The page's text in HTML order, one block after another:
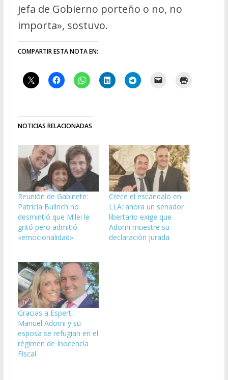
jefa de Gobierno porteño o no, no
importa», sostuvo.
COMPARTIR ESTA NOTA EN:
NOTICIAS RELACIONADAS
Reunión de Gabinete:
Patricia Bullrich no
desmintió que Milei le
gritó pero admitió
«emocionalidad»
Crece el escándalo en
LLA: ahora un senador
libertario exige que
Adorni muestre su
declaración jurada
Gracias a Espert,
Manuel Adorni y su
esposa se refugian en el
régimen de Inocencia
Fiscal